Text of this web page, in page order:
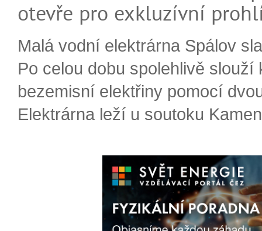
otevře pro exkluzívní
Malá vodní elektrárna Spálov
Po celou dobu spolehlivě slouží
bezemisní elektřiny pomocí
Elektrárna leží u soutoku